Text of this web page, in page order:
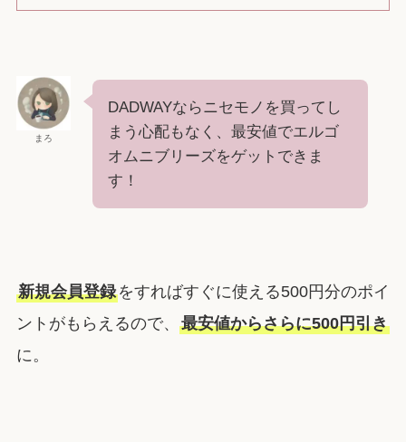
まろ
DADWAYならニセモノを買ってし
まう心配もなく、最安値でエルゴ
オムニブリーズをゲットできま
す！
新規会員登録をすればすぐに使える500円分のポイ
ントがもらえるので、 最安値からさらに500円引き
に。